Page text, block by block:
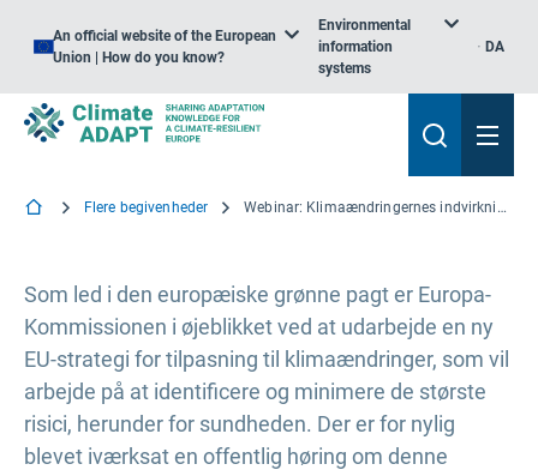
An official website of the European
Union | How do you know?
Environmental
information
systems
DA
Flere begivenheder Webinar: Klimaændringernes indvirkning på sundheden - fra videnskab til politik
Som led i den europæiske grønne pagt er Europa-
Kommissionen i øjeblikket ved at udarbejde en ny
EU-strategi for tilpasning til klimaændringer, som vil
arbejde på at identificere og minimere de største
risici, herunder for sundheden. Der er for nylig
blevet iværksat en offentlig høring om denne